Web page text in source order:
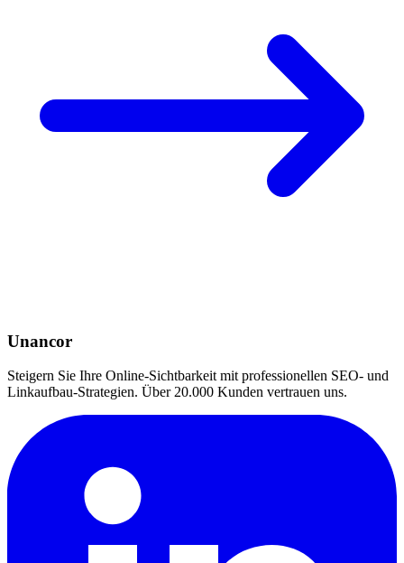
Unancor
Steigern Sie Ihre Online-Sichtbarkeit mit professionellen SEO- und
Linkaufbau-Strategien. Über 20.000 Kunden vertrauen uns.